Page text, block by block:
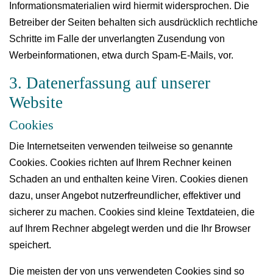
Informationsmaterialien wird hiermit widersprochen. Die
Betreiber der Seiten behalten sich ausdrücklich rechtliche
Schritte im Falle der unverlangten Zusendung von
Werbeinformationen, etwa durch Spam-E-Mails, vor.
3. Datenerfassung auf unserer
Website
Cookies
Die Internetseiten verwenden teilweise so genannte
Cookies. Cookies richten auf Ihrem Rechner keinen
Schaden an und enthalten keine Viren. Cookies dienen
dazu, unser Angebot nutzerfreundlicher, effektiver und
sicherer zu machen. Cookies sind kleine Textdateien, die
auf Ihrem Rechner abgelegt werden und die Ihr Browser
speichert.
Die meisten der von uns verwendeten Cookies sind so